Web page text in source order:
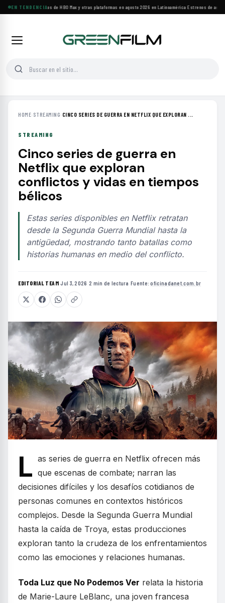
EN TENDENCIA
Principales estrenos de HBO Max y otras plataformas en agosto 2026 en Latinoamérica·Estrenos de
HOME› STREAMING› CINCO SERIES DE GUERRA EN NETFLIX QUE EXPLORAN ...
STREAMING
Cinco series de guerra en
Netflix que exploran
conflictos y vidas en tiempos
bélicos
Estas series disponibles en Netflix retratan
desde la Segunda Guerra Mundial hasta la
antigüedad, mostrando tanto batallas como
historias humanas en medio del conflicto.
EDITORIAL TEAM·Jul 3, 2026 ·2 min de lectura ·Fuente:oficinadanet.com.br
L as series de guerra en Netflix ofrecen más
que escenas de combate; narran las
decisiones difíciles y los desafíos cotidianos de
personas comunes en contextos históricos
complejos. Desde la Segunda Guerra Mundial
hasta la caída de Troya, estas producciones
exploran tanto la crudeza de los enfrentamientos
como las emociones y relaciones humanas.
Toda Luz que No Podemos Ver relata la historia
de Marie-Laure LeBlanc, una joven francesa